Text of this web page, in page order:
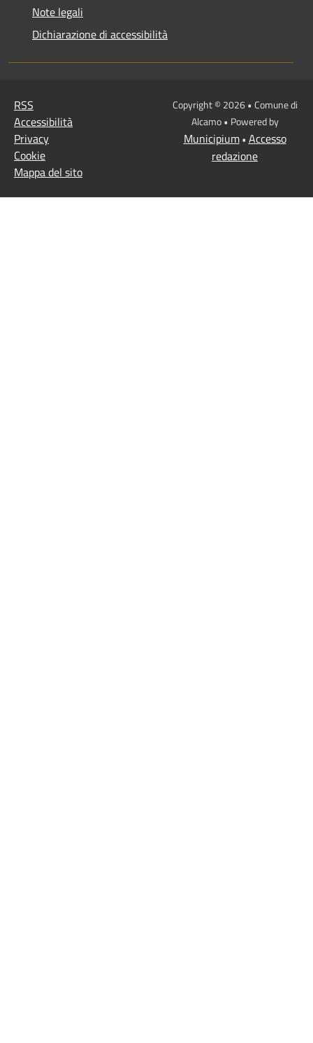
Note legali
Dichiarazione di accessibilità
RSS
Accessibilità
Privacy
Cookie
Mappa del sito
Copyright © 2026 • Comune di
Alcamo • Powered by
Municipium• Accesso
redazione